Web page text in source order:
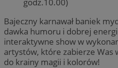
godz.10.00)
Bajeczny karnawał baniek
dawka humoru i dobrej
interaktywne show w
artystów, które zabierze Was
do krainy magii i kolorów!